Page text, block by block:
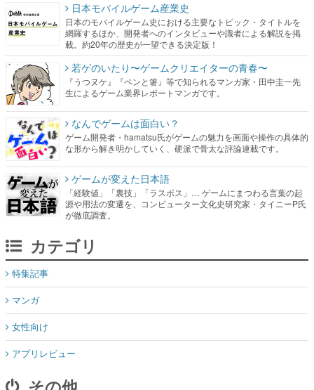
日本モバイルゲーム産業史
日本のモバイルゲーム史における主要なトピック・タイトルを
網羅するほか、開発者へのインタビューや識者による解説を掲
載。約20年の歴史が一望できる決定版！
若ゲのいたり〜ゲームクリエイターの青春〜
『うつヌケ』『ペンと箸』等で知られるマンガ家・田中圭一先
生によるゲーム業界レポートマンガです。
なんでゲームは面白い？
ゲーム開発者・hamatsu氏がゲームの魅力を画面や操作の具体的
な形から解き明かしていく、硬派で骨太な評論連載です。
ゲームが変えた日本語
「経験値」「裏技」「ラスボス」… ゲームにまつわる言葉の起
源や用法の変遷を、コンピューター文化史研究家・タイニーP氏
が徹底調査。
カテゴリ
特集記事
マンガ
女性向け
アプリレビュー